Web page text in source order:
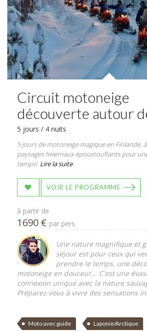
Circuit motoneige
découverte autour
5 jours / 4 nuits
5 jours de motoneige magique en Finlande,
paysages hivernaux époustouflants pour
temps! Lire la suite
VOIR LE PROGRAMME
à partir de
1690 € par pers.
Une nature magnifique et
séjour est pour ceux qui
prendre le temps, une
motoneige en douceur... C'est une
connexion unique avec la nature
Préparez-vous à vivre des sensations
Moto avec guide Laponie/Arctique